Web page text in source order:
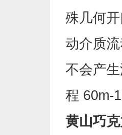
殊几何
动介质
不会产
程 60m-
黄山巧